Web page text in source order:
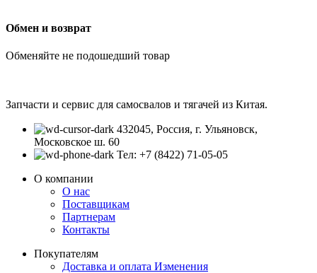
Обмен и возврат
Обменяйте не подошедший товар
Запчасти и сервис для самосвалов и тягачей из Китая.
432045, Россия, г. Ульяновск,
Московское ш. 60
Тел: +7 (8422) 71-05-05
О компании
О нас
Поставщикам
Партнерам
Контакты
Покупателям
Доставка и оплата Изменения